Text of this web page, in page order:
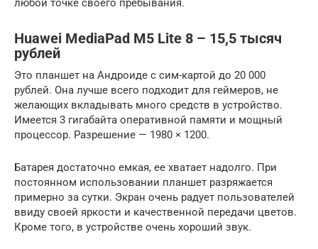
любой точке своего пребывания.
Huawei MediaPad M5 Lite 8 – 15,5 тысяч
рублей
Это планшет на Андроиде с сим-картой до 20 000
рублей. Она лучше всего подходит для геймеров, не
желающих вкладывать много средств в устройство.
Имеется 3 гигабайта оперативной памяти и мощный
процессор. Разрешение — 1980 × 1200.
Батарея достаточно емкая, ее хватает надолго. При
постоянном использовании планшет разряжается
примерно за сутки. Экран очень радует пользователей
ввиду своей яркости и качественной передачи цветов.
Кроме того, в устройстве очень хороший звук.